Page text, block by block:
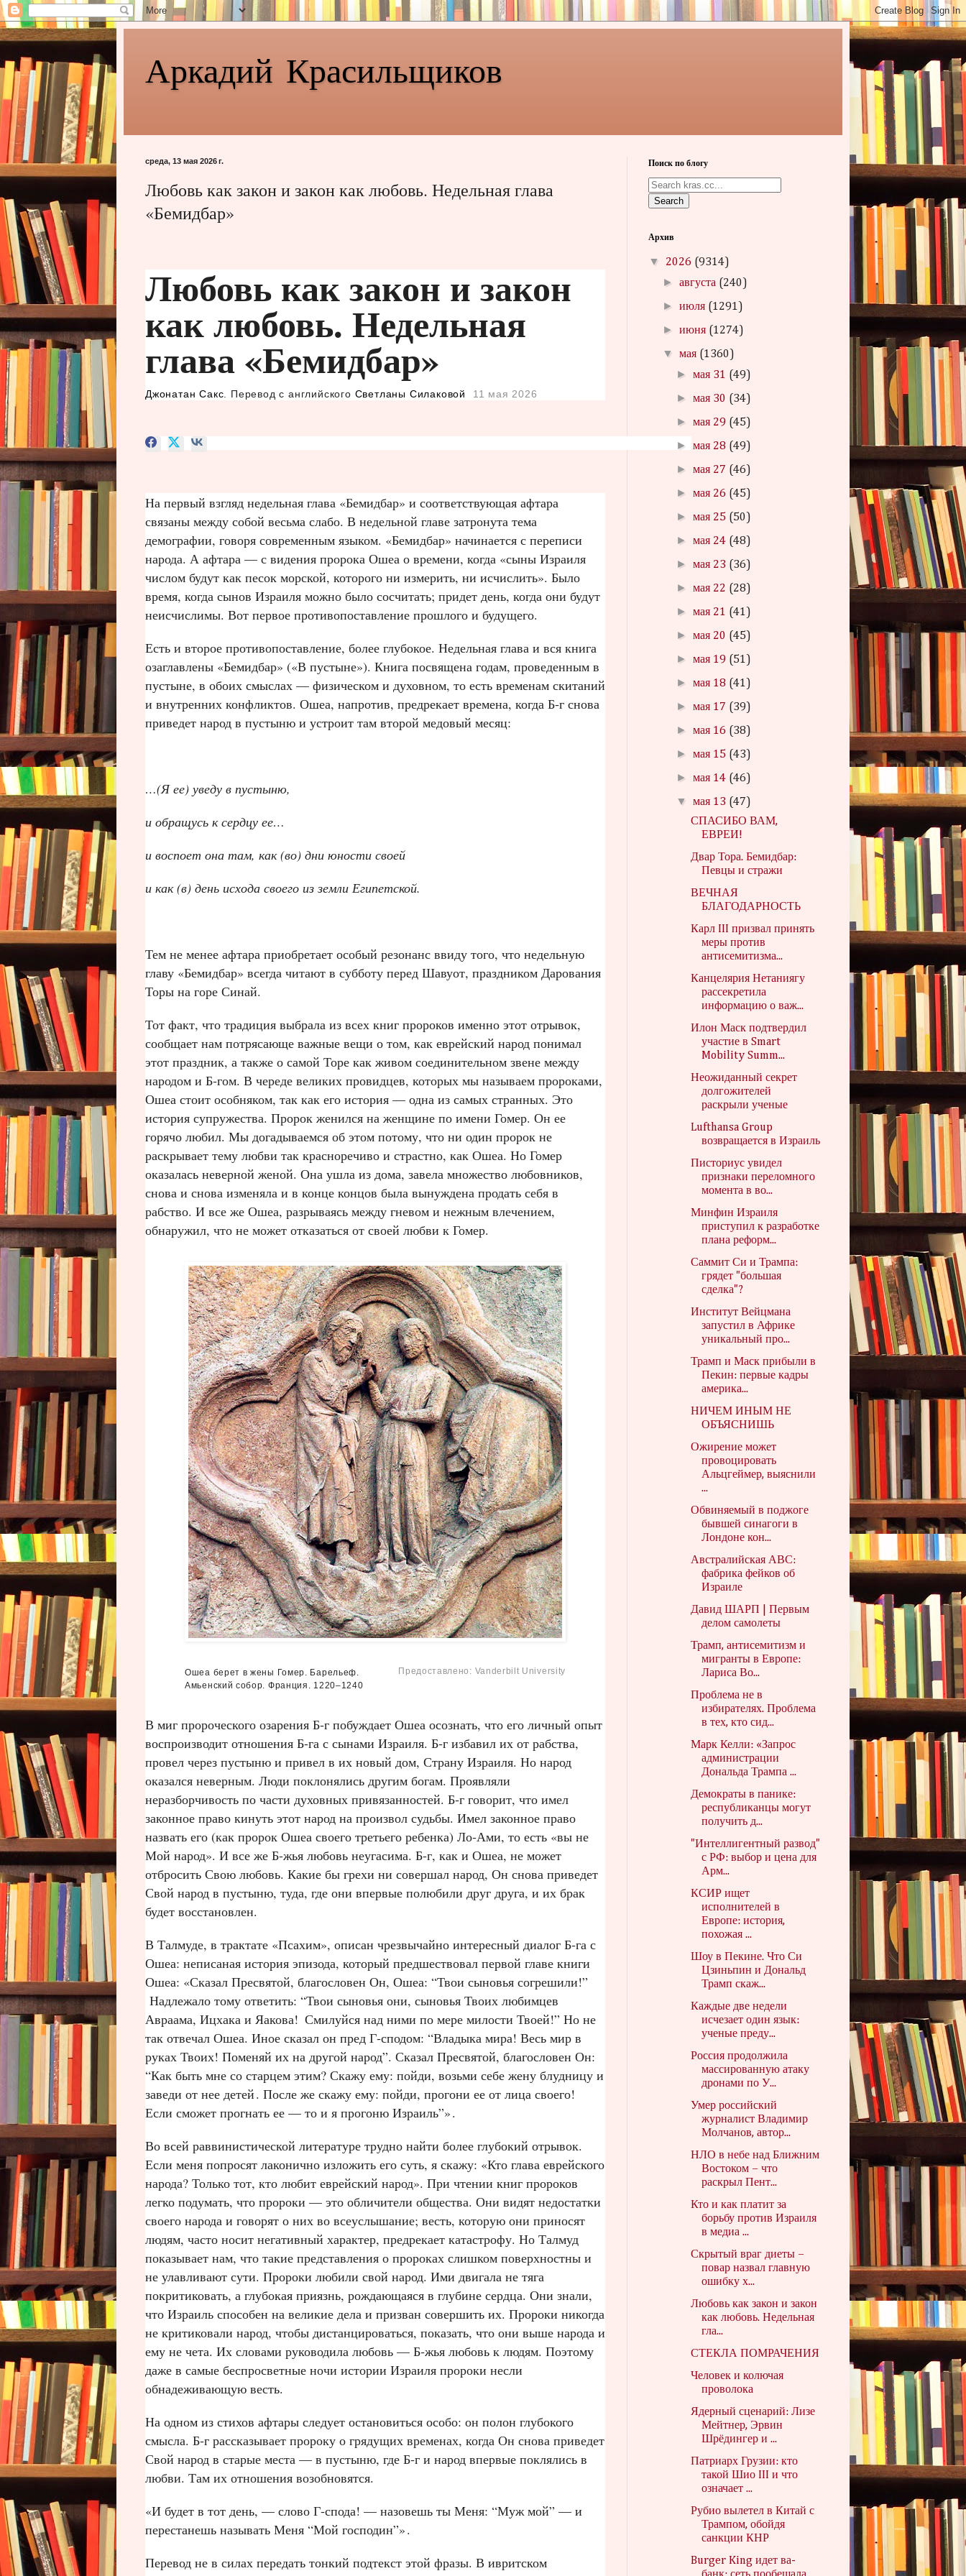
Аркадий Красильщиков
среда, 13 мая 2026 г.
Любовь как закон и закон как любовь. Недельная глава
«Бемидбар»
Любовь как закон и закон
как любовь. Недельная
глава «Бемидбар»
Джонатан Сакс . Перевод с английского Светланы Силаковой 11 мая 2026
На первый взгляд недельная глава «Бемидбар» и соответствующая афтара
связаны между собой весьма слабо. В недельной главе затронута тема
демографии, говоря современным языком. «Бемидбар» начинается с переписи
народа. А афтара — с видения пророка Ошеа о времени, когда «сыны Израиля
числом будут как песок морской, которого ни измерить, ни исчислить». Было
время, когда сынов Израиля можно было сосчитать; придет день, когда они будут
неисчислимы. Вот первое противопоставление прошлого и будущего.
Есть и второе противопоставление, более глубокое. Недельная глава и вся книга
озаглавлены «Бемидбар» («В пустыне»). Книга посвящена годам, проведенным в
пустыне, в обоих смыслах — физическом и духовном, то есть временам скитаний
и внутренних конфликтов. Ошеа, напротив, предрекает времена, когда Б‑г снова
приведет народ в пустыню и устроит там второй медовый месяц:
…(Я ее) уведу в пустыню,
и обращусь к сердцу ее…
и воспоет она там, как (во) дни юности своей
и как (в) день исхода своего из земли Египетской.
Тем не менее афтара приобретает особый резонанс ввиду того, что недельную
главу «Бемидбар» всегда читают в субботу перед Шавуот, праздником Дарования
Торы на горе Синай.
Тот факт, что традиция выбрала из всех книг пророков именно этот отрывок,
сообщает нам потрясающе важные вещи о том, как еврейский народ понимал
этот праздник, а также о самой Торе как живом соединительном звене между
народом и Б‑гом. В череде великих провидцев, которых мы называем пророками,
Ошеа стоит особняком, так как его история — одна из самых странных. Это
история супружества. Пророк женился на женщине по имени Гомер. Он ее
горячо любил. Мы догадываемся об этом потому, что ни один пророк не
раскрывает тему любви так красноречиво и страстно, как Ошеа. Но Гомер
оказалась неверной женой. Она ушла из дома, завела множество любовников,
снова и снова изменяла и в конце концов была вынуждена продать себя в
рабство. И все же Ошеа, разрываясь между гневом и нежным влечением,
обнаружил, что не может отказаться от своей любви к Гомер.
Ошеа берет в жены Гомер. Барельеф.
Амьенский собор. Франция. 1220–1240
Предоставлено: Vanderbilt University
В миг пророческого озарения Б‑г побуждает Ошеа осознать, что его личный опыт
воспроизводит отношения Б‑га с сынами Израиля. Б‑г избавил их от рабства,
провел через пустыню и привел в их новый дом, Страну Израиля. Но народ
оказался неверным. Люди поклонялись другим богам. Проявляли
неразборчивость по части духовных привязанностей. Б‑г говорит, что имел
законное право кинуть этот народ на произвол судьбы. Имел законное право
назвать его (как пророк Ошеа своего третьего ребенка) Ло‑Ами, то есть «вы не
Мой народ». И все же Б‑жья любовь неугасима. Б‑г, как и Ошеа, не может
отбросить Свою любовь. Какие бы грехи ни совершал народ, Он снова приведет
Свой народ в пустыню, туда, где они впервые полюбили друг друга, и их брак
будет восстановлен.
В Талмуде, в трактате «Псахим», описан чрезвычайно интересный диалог Б‑га с
Ошеа: неписаная история эпизода, который предшествовал первой главе книги
Ошеа: «Сказал Пресвятой, благословен Он, Ошеа: “Твои сыновья согрешили!”
Надлежало тому ответить: “Твои сыновья они, сыновья Твоих любимцев
Авраама, Ицхака и Яакова! Смилуйся над ними по мере милости Твоей!” Но не
так отвечал Ошеа. Иное сказал он пред Г‑сподом: “Владыка мира! Весь мир в
руках Твоих! Поменяй их на другой народ”. Сказал Пресвятой, благословен Он:
“Как быть мне со старцем этим? Скажу ему: пойди, возьми себе жену блудницу и
заведи от нее детей. После же скажу ему: пойди, прогони ее от лица своего!
Если сможет прогнать ее — то и я прогоню Израиль”».
Во всей раввинистической литературе трудно найти более глубокий отрывок.
Если меня попросят лаконично изложить его суть, я скажу: «Кто глава еврейского
народа? Только тот, кто любит еврейский народ». При чтении книг пророков
легко подумать, что пророки — это обличители общества. Они видят недостатки
своего народа и говорят о них во всеуслышание; весть, которую они приносят
людям, часто носит негативный характер, предрекает катастрофу. Но Талмуд
показывает нам, что такие представления о пророках слишком поверхностны и
не улавливают сути. Пророки любили свой народ. Ими двигала не тяга
покритиковать, а глубокая приязнь, рождающаяся в глубине сердца. Они знали,
что Израиль способен на великие дела и призван совершить их. Пророки никогда
не критиковали народ, чтобы дистанцироваться, показать, что они выше народа и
ему не чета. Их словами руководила любовь — Б‑жья любовь к людям. Поэтому
даже в самые беспросветные ночи истории Израиля пророки несли
обнадеживающую весть.
На одном из стихов афтары следует остановиться особо: он полон глубокого
смысла. Б‑г рассказывает пророку о грядущих временах, когда Он снова приведет
Свой народ в старые места — в пустыню, где Б‑г и народ впервые поклялись в
любви. Там их отношения возобновятся.
«И будет в тот день, — слово Г‑спода! — назовешь ты Меня: “Муж мой” — и
перестанешь называть Меня “Мой господин”».
Перевод не в силах передать тонкий подтекст этой фразы. В ивритском
Поиск по блогу
Search
Архив
▼ 2026 (9314)
►августа (240)
►июля (1291)
►июня (1274)
▼мая (1360)
►мая 31 (49)
►мая 30 (34)
►мая 29 (45)
►мая 28 (49)
►мая 27 (46)
►мая 26 (45)
►мая 25 (50)
►мая 24 (48)
►мая 23 (36)
►мая 22 (28)
►мая 21 (41)
►мая 20 (45)
►мая 19 (51)
►мая 18 (41)
►мая 17 (39)
►мая 16 (38)
►мая 15 (43)
►мая 14 (46)
▼мая 13 (47)
СПАСИБО ВАМ,
ЕВРЕИ!
Двар Тора. Бемидбар:
Певцы и стражи
ВЕЧНАЯ
БЛАГОДАРНОСТЬ
Карл III призвал принять
меры против
антисемитизма...
Канцелярия Нетаниягу
рассекретила
информацию о важ...
Илон Маск подтвердил
участие в Smart
Mobility Summ...
Неожиданный секрет
долгожителей
раскрыли ученые
Lufthansa Group
возвращается в Израиль
Писториус увидел
признаки переломного
момента в во...
Минфин Израиля
приступил к разработке
плана реформ...
Саммит Си и Трампа:
грядет "большая
сделка"?
Институт Вейцмана
запустил в Африке
уникальный про...
Трамп и Маск прибыли в
Пекин: первые кадры
америка...
НИЧЕМ ИНЫМ НЕ
ОБЪЯСНИШЬ
Ожирение может
провоцировать
Альцгеймер, выяснили
...
Обвиняемый в поджоге
бывшей синагоги в
Лондоне кон...
Австралийская АВС:
фабрика фейков об
Израиле
Давид ШАРП | Первым
делом самолеты
Трамп, антисемитизм и
мигранты в Европе:
Лариса Во...
Проблема не в
избирателях. Проблема
в тех, кто сид...
Марк Келли: «Запрос
администрации
Дональда Трампа ...
Демократы в панике:
республиканцы могут
получить д...
"Интеллигентный развод"
с РФ: выбор и цена для
Арм...
КСИР ищет
исполнителей в
Европе: история,
похожая ...
Шоу в Пекине. Что Си
Цзиньпин и Дональд
Трамп скаж...
Каждые две недели
исчезает один язык:
ученые преду...
Россия продолжила
массированную атаку
дронами по У...
Умер российский
журналист Владимир
Молчанов, автор...
НЛО в небе над Ближним
Востоком – что
раскрыл Пент...
Кто и как платит за
борьбу против Израиля
в медиа ...
Скрытый враг диеты –
повар назвал главную
ошибку х...
Любовь как закон и закон
как любовь. Недельная
гла...
СТЕКЛА ПОМРАЧЕНИЯ
Человек и колючая
проволока
Ядерный сценарий: Лизе
Мейтнер, Эрвин
Шрёдингер и ...
Патриарх Грузии: кто
такой Шио III и что
означает ...
Рубио вылетел в Китай с
Трампом, обойдя
санкции КНР
Burger King идет ва-